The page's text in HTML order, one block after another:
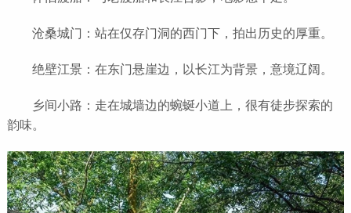
沧桑城门：站在仅存门洞的西门下，拍出历史的厚重。
绝壁江景：在东门悬崖边，以长江为背景，意境辽阔。
乡间小路：走在城墙边的蜿蜒小道上，很有徒步探索的
韵味。